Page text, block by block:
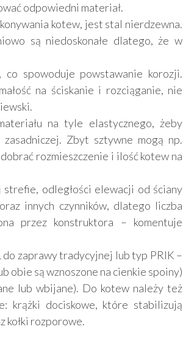
odpowiedni materiał.
kotew, jest stal nierdzewna.
są niedoskonałe dlatego, że w
co spowoduje powstawanie korozji.
na ściskanie i rozciąganie, nie
na tyle elastycznego, żeby
Zbyt sztywne mogą np.
rozmieszczenie i ilość kotew na
odległości elewacji od ściany
innych czynników, dlatego liczba
przez konstruktora – komentuje
do zaprawy tradycyjnej lub typ PRIK –
obie są wznoszone na cienkie spoiny)
lub wbijane). Do kotew należy też
krążki dociskowe, które stabilizują
kołki rozporowe.